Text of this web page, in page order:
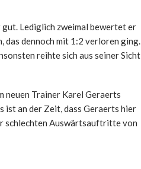
Lediglich zweimal bewertet er
das dennoch mit 1:2 verloren ging.
reihte sich aus seiner Sicht
neuen Trainer Karel Geraerts
ist an der Zeit, dass Geraerts hier
schlechten Auswärtsauftritte von